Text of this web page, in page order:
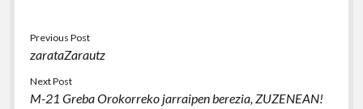
Previous Post
zarataZarautz
Next Post
M-21 Greba Orokorreko jarraipen berezia, ZUZENEAN!